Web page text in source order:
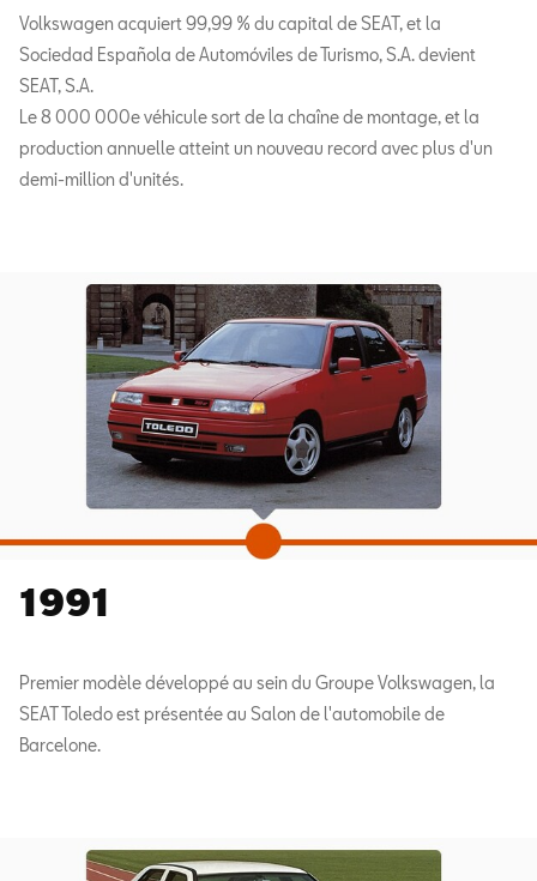
Volkswagen acquiert 99,99 % du capital de SEAT, et la
Sociedad Española de Automóviles de Turismo, S.A. devient
SEAT, S.A.
Le 8 000 000e véhicule sort de la chaîne de montage, et la
production annuelle atteint un nouveau record avec plus d'un
demi-million d'unités.
1991
Premier modèle développé au sein du Groupe Volkswagen, la
SEAT Toledo est présentée au Salon de l'automobile de
Barcelone.